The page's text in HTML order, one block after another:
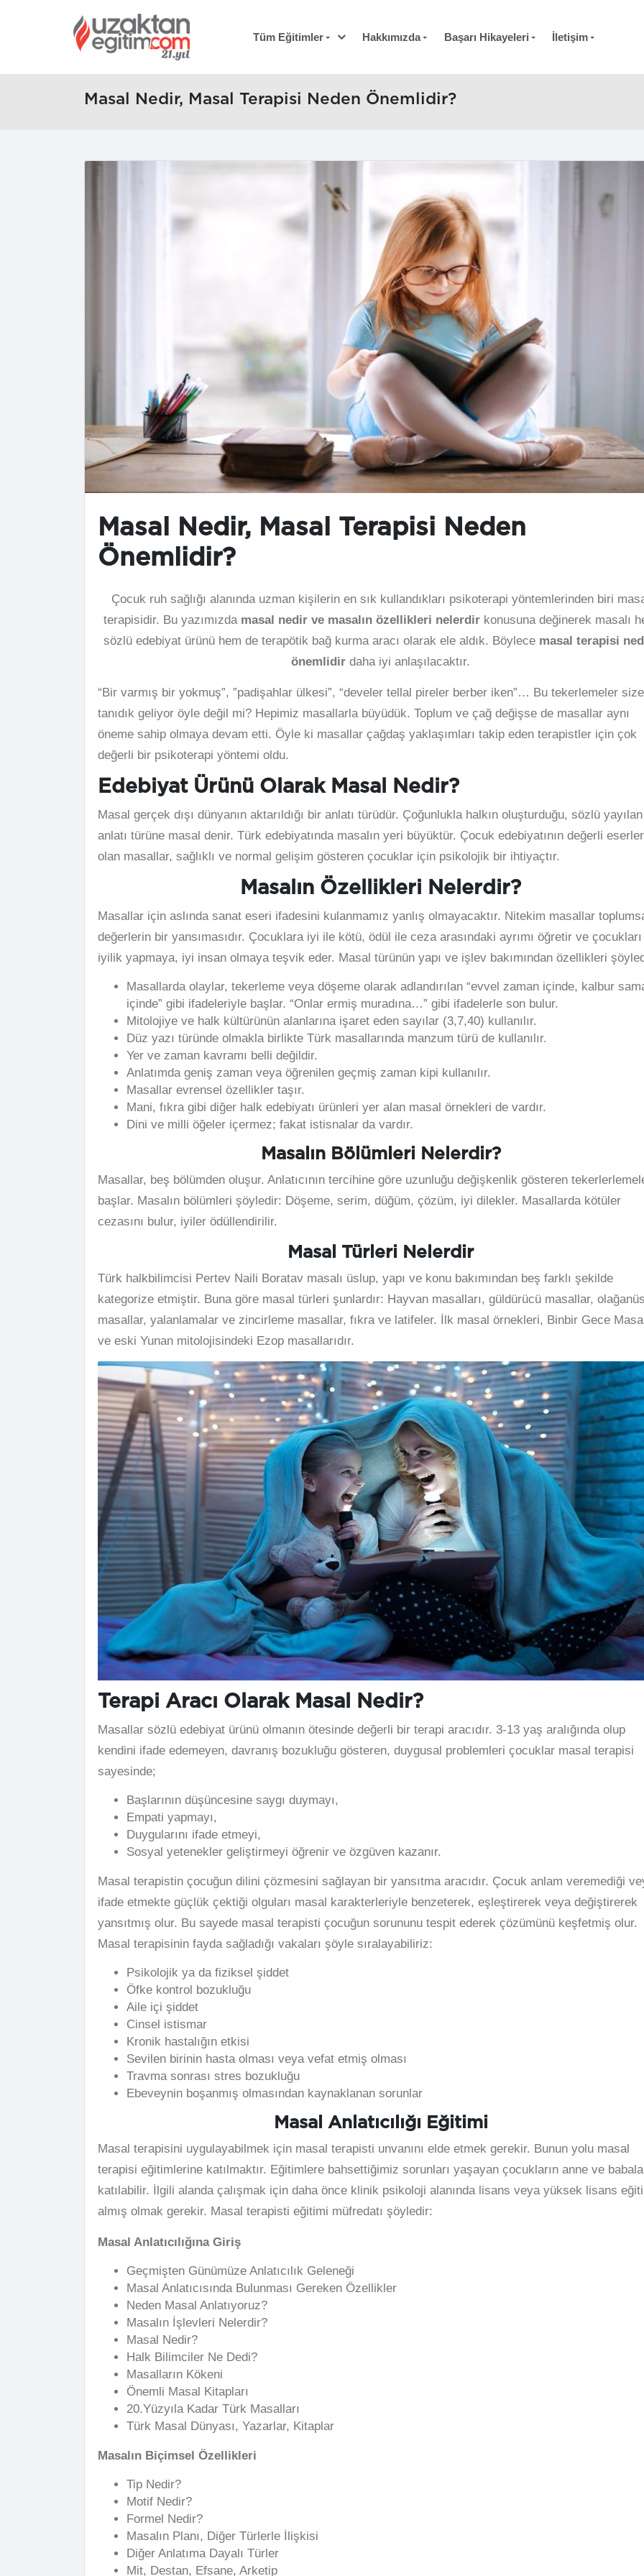
Tüm Eğitimler Hakkımızda Başarı Hikayeleri İletişim
Masal Nedir, Masal Terapisi Neden Önemlidir?
Masal Nedir, Masal Terapisi Neden
Önemlidir?
Çocuk ruh sağlığı alanında uzman kişilerin en sık kullandıkları psikoterapi yöntemlerinden biri
terapisidir. Bu yazımızda masal nedir ve masalın özellikleri nelerdir konusuna değinerek masalı
sözlü edebiyat ürünü hem de terapötik bağ kurma aracı olarak ele aldık. Böylece masal terapisi
önemlidir daha iyi anlaşılacaktır.
“Bir varmış bir yokmuş”, ”padişahlar ülkesi”, “develer tellal pireler berber iken”… Bu tekerlemeler
tanıdık geliyor öyle değil mi? Hepimiz masallarla büyüdük. Toplum ve çağ değişse de masallar aynı
öneme sahip olmaya devam etti. Öyle ki masallar çağdaş yaklaşımları takip eden terapistler için çok
değerli bir psikoterapi yöntemi oldu.
Edebiyat Ürünü Olarak Masal Nedir?
Masal gerçek dışı dünyanın aktarıldığı bir anlatı türüdür. Çoğunlukla halkın oluşturduğu, sözlü yayılan
anlatı türüne masal denir. Türk edebiyatında masalın yeri büyüktür. Çocuk edebiyatının değerli
olan masallar, sağlıklı ve normal gelişim gösteren çocuklar için psikolojik bir ihtiyaçtır.
Masalın Özellikleri Nelerdir?
Masallar için aslında sanat eseri ifadesini kulanmamız yanlış olmayacaktır. Nitekim masallar
değerlerin bir yansımasıdır. Çocuklara iyi ile kötü, ödül ile ceza arasındaki ayrımı öğretir ve çocukları
iyilik yapmaya, iyi insan olmaya teşvik eder. Masal türünün yapı ve işlev bakımından özellikleri
Masallarda olaylar, tekerleme veya döşeme olarak adlandırılan “evvel zaman içinde, kalbur
içinde” gibi ifadeleriyle başlar. “Onlar ermiş muradına…” gibi ifadelerle son bulur.
Mitolojiye ve halk kültürünün alanlarına işaret eden sayılar (3,7,40) kullanılır.
Düz yazı türünde olmakla birlikte Türk masallarında manzum türü de kullanılır.
Yer ve zaman kavramı belli değildir.
Anlatımda geniş zaman veya öğrenilen geçmiş zaman kipi kullanılır.
Masallar evrensel özellikler taşır.
Mani, fıkra gibi diğer halk edebiyatı ürünleri yer alan masal örnekleri de vardır.
Dini ve milli öğeler içermez; fakat istisnalar da vardır.
Masalın Bölümleri Nelerdir?
Masallar, beş bölümden oluşur. Anlatıcının tercihine göre uzunluğu değişkenlik gösteren
başlar. Masalın bölümleri şöyledir: Döşeme, serim, düğüm, çözüm, iyi dilekler. Masallarda kötüler
cezasını bulur, iyiler ödüllendirilir.
Masal Türleri Nelerdir
Türk halkbilimcisi Pertev Naili Boratav masalı üslup, yapı ve konu bakımından beş farklı şekilde
kategorize etmiştir. Buna göre masal türleri şunlardır: Hayvan masalları, güldürücü masallar,
masallar, yalanlamalar ve zincirleme masallar, fıkra ve latifeler. İlk masal örnekleri, Binbir Gece
ve eski Yunan mitolojisindeki Ezop masallarıdır.
Terapi Aracı Olarak Masal Nedir?
Masallar sözlü edebiyat ürünü olmanın ötesinde değerli bir terapi aracıdır. 3-13 yaş aralığında olup
kendini ifade edemeyen, davranış bozukluğu gösteren, duygusal problemleri çocuklar masal terapisi
sayesinde;
Başlarının düşüncesine saygı duymayı,
Empati yapmayı,
Duygularını ifade etmeyi,
Sosyal yetenekler geliştirmeyi öğrenir ve özgüven kazanır.
Masal terapistin çocuğun dilini çözmesini sağlayan bir yansıtma aracıdır. Çocuk anlam veremediği
ifade etmekte güçlük çektiği olguları masal karakterleriyle benzeterek, eşleştirerek veya değiştirerek
yansıtmış olur. Bu sayede masal terapisti çocuğun sorununu tespit ederek çözümünü keşfetmiş olur.
Masal terapisinin fayda sağladığı vakaları şöyle sıralayabiliriz:
Psikolojik ya da fiziksel şiddet
Öfke kontrol bozukluğu
Aile içi şiddet
Cinsel istismar
Kronik hastalığın etkisi
Sevilen birinin hasta olması veya vefat etmiş olması
Travma sonrası stres bozukluğu
Ebeveynin boşanmış olmasından kaynaklanan sorunlar
Masal Anlatıcılığı Eğitimi
Masal terapisini uygulayabilmek için masal terapisti unvanını elde etmek gerekir. Bunun yolu masal
terapisi eğitimlerine katılmaktır. Eğitimlere bahsettiğimiz sorunları yaşayan çocukların anne ve
katılabilir. İlgili alanda çalışmak için daha önce klinik psikoloji alanında lisans veya yüksek lisans
almış olmak gerekir. Masal terapisti eğitimi müfredatı şöyledir:
Masal Anlatıcılığına Giriş
Geçmişten Günümüze Anlatıcılık Geleneği
Masal Anlatıcısında Bulunması Gereken Özellikler
Neden Masal Anlatıyoruz?
Masalın İşlevleri Nelerdir?
Masal Nedir?
Halk Bilimciler Ne Dedi?
Masalların Kökeni
Önemli Masal Kitapları
20.Yüzyıla Kadar Türk Masalları
Türk Masal Dünyası, Yazarlar, Kitaplar
Masalın Biçimsel Özellikleri
Tip Nedir?
Motif Nedir?
Formel Nedir?
Masalın Planı, Diğer Türlerle İlişkisi
Diğer Anlatıma Dayalı Türler
Mit, Destan, Efsane, Arketip